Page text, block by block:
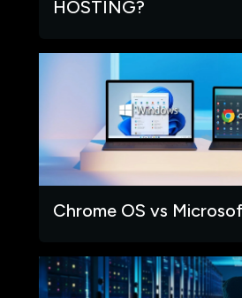
HOSTING?
Chrome OS vs